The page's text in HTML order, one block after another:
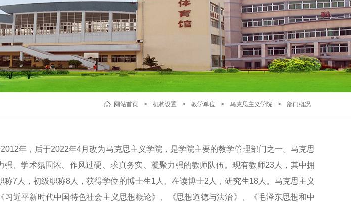
网站首页 > 机构设置 > 教学单位 > 马克思主义学院 > 部门概况
年，后于2022年4月改为马克思主义学院，是学院主要的教学管理部门之一。马克思
、学术氛围浓、作风过硬、求真务实、凝聚力强的教师队伍。现有教师23人，其中拥
7人，初级职称8人，获得学位的博士生1人、在读博士2人，研究生18人。马克思主义
近平新时代中国特色社会主义思想概论》、《思想道德与法治》、《毛泽东思想和中